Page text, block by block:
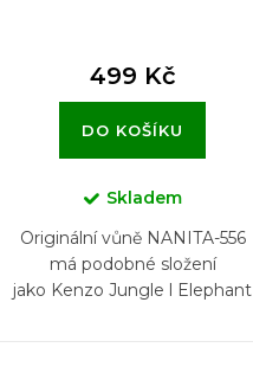
499 Kč
DO KOŠÍKU
Skladem
Originální vůně NANITA-556
má podobné složení
jako Kenzo Jungle l Elephant